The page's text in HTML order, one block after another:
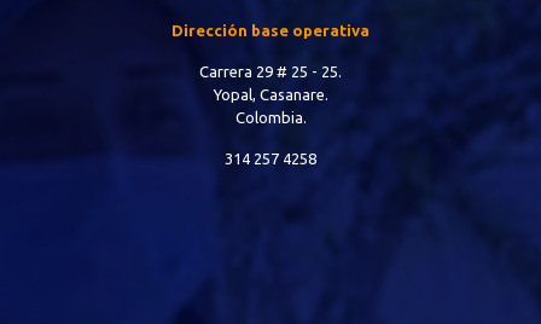
Dirección base operativa
Carrera 29 # 25 - 25.
Yopal, Casanare.
Colombia.
314 257 4258